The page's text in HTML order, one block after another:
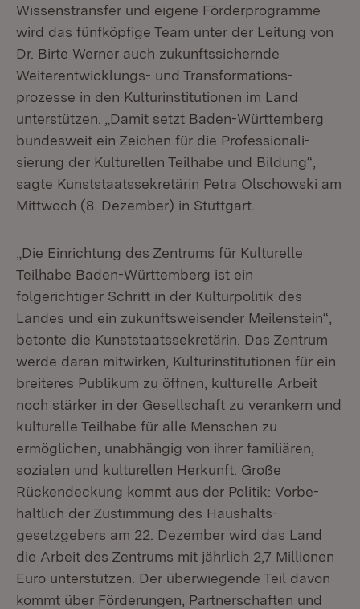
Wissenstransfer und eigene Förder­pro­gramme
wird das fünf­köpfige Team unter der Leitung von
Dr. Birte Werner auch zukunftssichernde
Weiterentwicklungs- und Transformations­
prozesse in den Kulturinstitutionen im Land
unterstützen. „Damit setzt Baden-Württemberg
bundesweit ein Zeichen für die Professionali­
sierung der Kulturellen Teilhabe und Bildung“,
sagte Kunststaatssekretärin Petra Olschowski am
Mittwoch (8. Dezember) in Stuttgart.
„Die Einrichtung des Zentrums für Kulturelle
Teilhabe Baden-Württemberg ist ein
folgerichtiger Schritt in der Kulturpolitik des
Landes und ein zukunftsweisender Meilenstein“,
betonte die Kunststaatssekretärin. Das Zentrum
werde daran mit­wirken, Kulturinstitutionen für ein
breiteres Publikum zu öffnen, kultu­relle Arbeit
noch stärker in der Gesellschaft zu verankern und
kulturelle Teilhabe für alle Menschen zu
ermöglichen, unabhängig von ihrer familiären,
sozialen und kultu­rellen Herkunft. Große
Rückendeckung kommt aus der Politik: Vorbe­
haltlich der Zustimmung des Haushalts­
gesetzgebers am 22. Dezember wird das Land
die Arbeit des Zentrums mit jährlich 2,7 Millionen
Euro unterstützen. Der überwie­gende Teil davon
kommt über Förderungen, Partnerschaften und